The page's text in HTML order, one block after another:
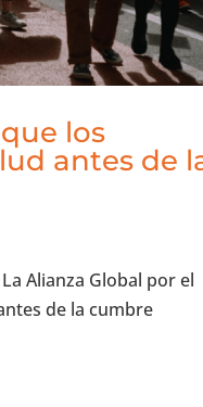
los
antes de
Alianza Global por el
de la cumbre